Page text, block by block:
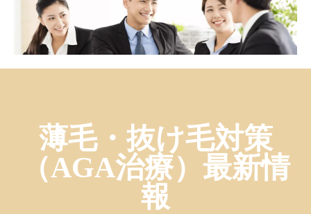
薄毛・抜け毛対策
（AGA治療）最新情
報